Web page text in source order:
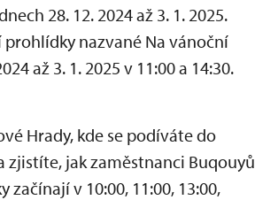
28. 12. 2024 až 3. 1. 2025.
nazvané Na vánoční
až 3. 1. 2025 v 11:00 a 14:30.
Hrady, kde se podíváte do
jak zaměstnanci Buqouyů
v 10:00, 11:00, 13:00,